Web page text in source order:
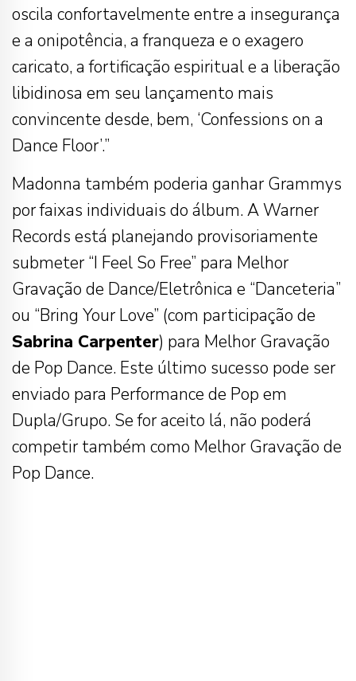
oscila confortavelmente entre a insegurança
e a onipotência, a franqueza e o exagero
caricato, a fortificação espiritual e a liberação
libidinosa em seu lançamento mais
convincente desde, bem, ‘Confessions on a
Dance Floor’.”
Madonna também poderia ganhar Grammys
por faixas individuais do álbum. A Warner
Records está planejando provisoriamente
submeter “I Feel So Free” para Melhor
Gravação de Dance/Eletrônica e “Danceteria”
ou “Bring Your Love” (com participação de
Sabrina Carpenter) para Melhor Gravação
de Pop Dance. Este último sucesso pode ser
enviado para Performance de Pop em
Dupla/Grupo. Se for aceito lá, não poderá
competir também como Melhor Gravação de
Pop Dance.